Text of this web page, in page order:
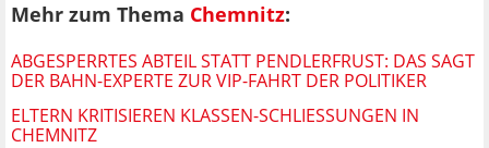
Mehr zum Thema Chemnitz:
ABGESPERRTES ABTEIL STATT PENDLERFRUST: DAS SAGT
DER BAHN-EXPERTE ZUR VIP-FAHRT DER POLITIKER
ELTERN KRITISIEREN KLASSEN-SCHLIESSUNGEN IN C
HEMNITZ